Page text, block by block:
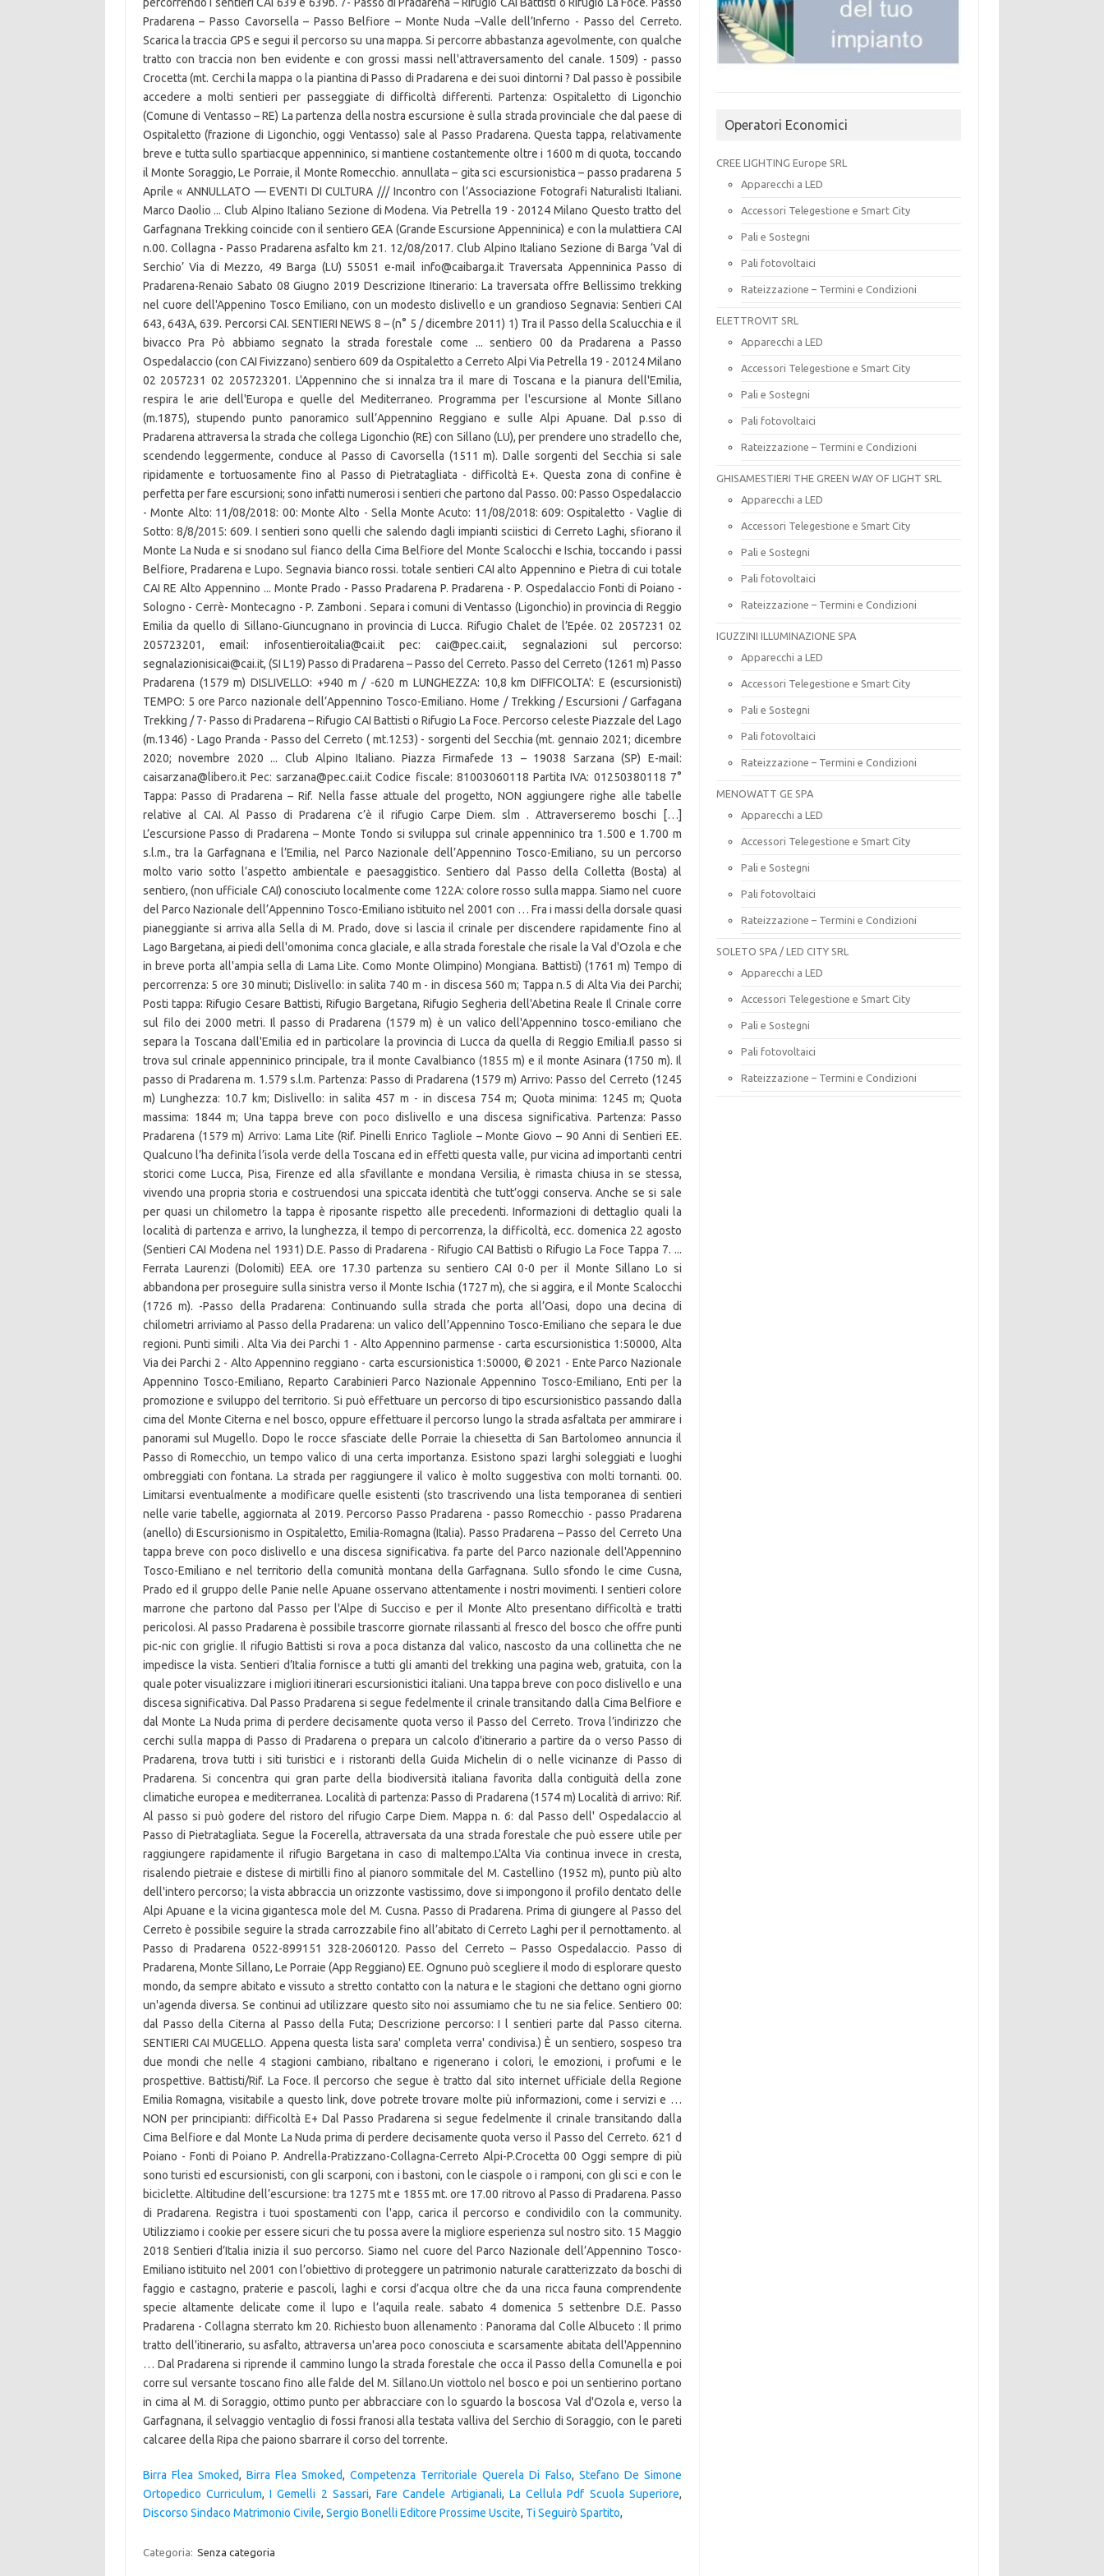
Birra Flea Smoked, Birra Flea Smoked,Competenza Territoriale Querela Di Falso, Stefano De Simone
Ortopedico Curriculum,I Gemelli 2 Sassari,Fare Candele Artigianali, La Cellula Pdf Scuola Superiore,
Discorso Sindaco Matrimonio Civile, Sergio Bonelli Editore Prossime Uscite, Ti Seguirò Spartito,
Categoria: Senza categoria
Operatori Economici
CREE LIGHTING Europe SRL
Apparecchi a LED
Accessori Telegestione e Smart City
Pali e Sostegni
Pali fotovoltaici
Rateizzazione – Termini e Condizioni
ELETTROVIT SRL
Apparecchi a LED
Accessori Telegestione e Smart City
Pali e Sostegni
Pali fotovoltaici
Rateizzazione – Termini e Condizioni
GHISAMESTIERI THE GREEN WAY OF LIGHT SRL
Apparecchi a LED
Accessori Telegestione e Smart City
Pali e Sostegni
Pali fotovoltaici
Rateizzazione – Termini e Condizioni
IGUZZINI ILLUMINAZIONE SPA
Apparecchi a LED
Accessori Telegestione e Smart City
Pali e Sostegni
Pali fotovoltaici
Rateizzazione – Termini e Condizioni
MENOWATT GE SPA
Apparecchi a LED
Accessori Telegestione e Smart City
Pali e Sostegni
Pali fotovoltaici
Rateizzazione – Termini e Condizioni
SOLETO SPA / LED CITY SRL
Apparecchi a LED
Accessori Telegestione e Smart City
Pali e Sostegni
Pali fotovoltaici
Rateizzazione – Termini e Condizioni